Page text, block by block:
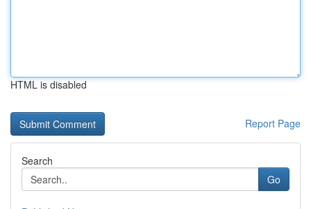
HTML is disabled
Report Page
Search
Go